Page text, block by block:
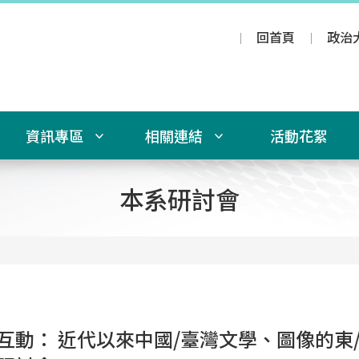
回首頁 政治
資訊專區 相關連結 活動花絮
本系研討會
動： 近代以來中國/臺灣文學、圖像的